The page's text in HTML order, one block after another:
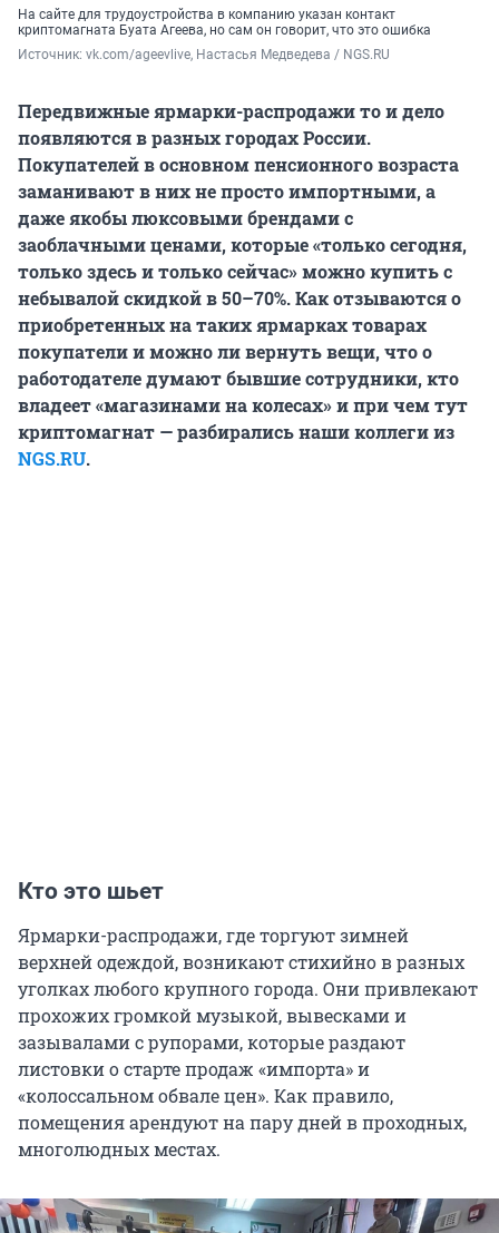
На сайте для трудоустройства в компанию указан контакт
криптомагната Буата Агеева, но сам он говорит, что это ошибка
Источник: vk.com/ageevlive, Настасья Медведева / NGS.RU
Передвижные ярмарки-распродажи то и дело
появляются в разных городах России.
Покупателей в основном пенсионного возраста
заманивают в них не просто импортными, а
даже якобы люксовыми брендами с
заоблачными ценами, которые «только сегодня,
только здесь и только сейчас» можно купить с
небывалой скидкой в 50–70%. Как отзываются о
приобретенных на таких ярмарках товарах
покупатели и можно ли вернуть вещи, что о
работодателе думают бывшие сотрудники, кто
владеет «магазинами на колесах» и при чем тут
криптомагнат — разбирались наши коллеги из
NGS.RU.
Кто это шьет
Ярмарки-распродажи, где торгуют зимней
верхней одеждой, возникают стихийно в разных
уголках любого крупного города. Они привлекают
прохожих громкой музыкой, вывесками и
зазывалами с рупорами, которые раздают
листовки о старте продаж «импорта» и
«колоссальном обвале цен». Как правило,
помещения арендуют на пару дней в проходных,
многолюдных местах.